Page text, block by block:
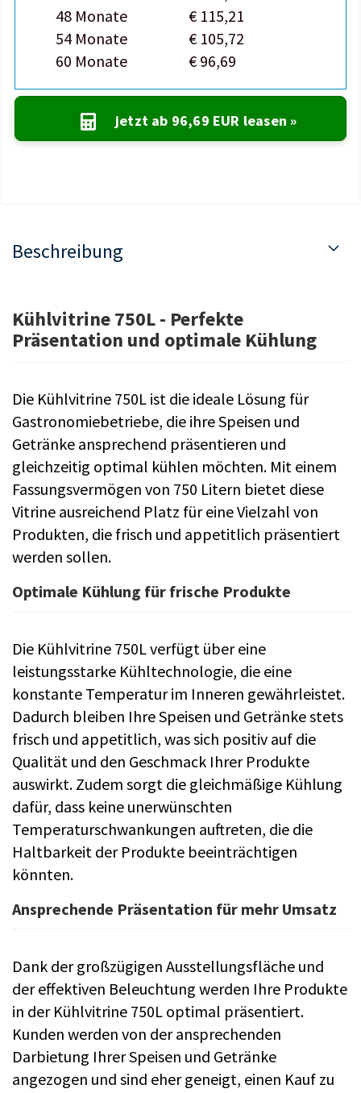
48 Monate
€ 115,21
54 Monate
€ 105,72
60 Monate
€ 96,69
jetzt ab 96,69 EUR leasen »
Beschreibung
Kühlvitrine 750L - Perfekte
Präsentation und optimale Kühlung
Die Kühlvitrine 750L ist die ideale Lösung für
Gastronomiebetriebe, die ihre Speisen und
Getränke ansprechend präsentieren und
gleichzeitig optimal kühlen möchten. Mit einem
Fassungsvermögen von 750 Litern bietet diese
Vitrine ausreichend Platz für eine Vielzahl von
Produkten, die frisch und appetitlich präsentiert
werden sollen.
Optimale Kühlung für frische Produkte
Die Kühlvitrine 750L verfügt über eine
leistungsstarke Kühltechnologie, die eine
konstante Temperatur im Inneren gewährleistet.
Dadurch bleiben Ihre Speisen und Getränke stets
frisch und appetitlich, was sich positiv auf die
Qualität und den Geschmack Ihrer Produkte
auswirkt. Zudem sorgt die gleichmäßige Kühlung
dafür, dass keine unerwünschten
Temperaturschwankungen auftreten, die die
Haltbarkeit der Produkte beeinträchtigen
könnten.
Ansprechende Präsentation für mehr Umsatz
Dank der großzügigen Ausstellungsfläche und
der effektiven Beleuchtung werden Ihre Produkte
in der Kühlvitrine 750L optimal präsentiert.
Kunden werden von der ansprechenden
Darbietung Ihrer Speisen und Getränke
angezogen und sind eher geneigt, einen Kauf zu